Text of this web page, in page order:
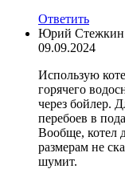
Ответить
Юрий Стежкин
09.09.2024
Использую
горячего
через бойлер.
перебоев в
Вообще, котел
размерам не
шумит.